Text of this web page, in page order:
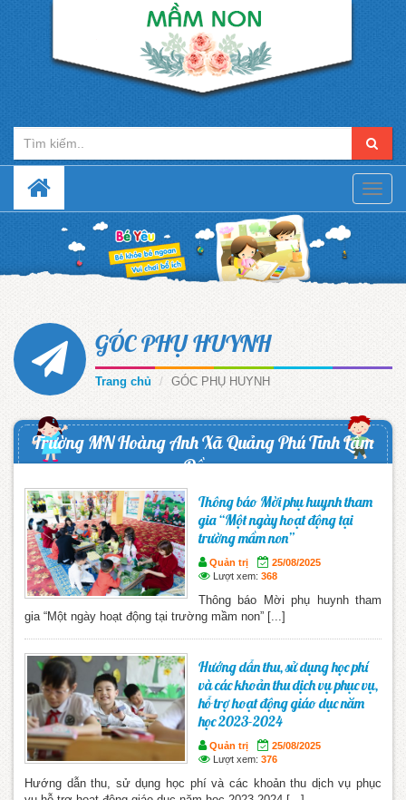
Toggle
GÓC PHỤ HUYNH
Trang chủ GÓC PHỤ HUYNH
Trường MN Hoàng Anh Xã Quảng Phú Tỉnh Lâm
Đồng
Thông báo Mời phụ huynh tham
gia “Một ngày hoạt động tại
trường mầm non”
Quản trị
25/08/2025
Lượt xem: 368
Thông báo Mời phụ huynh tham
gia “Một ngày hoạt động tại trường mầm non” [...]
Hướng dẫn thu, sử dụng học phí
và các khoản thu dịch vụ phục vụ,
hỗ trợ hoạt động giáo dục năm
học 2023-2024
Quản trị
25/08/2025
Lượt xem: 376
Hướng dẫn thu, sử dụng học phí và các khoản thu dịch vụ phục